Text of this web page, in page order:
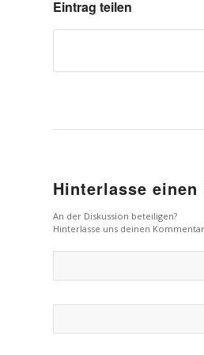
Eintrag teilen
Hinterlasse einen
An der Diskussion beteiligen?
Hinterlasse uns deinen